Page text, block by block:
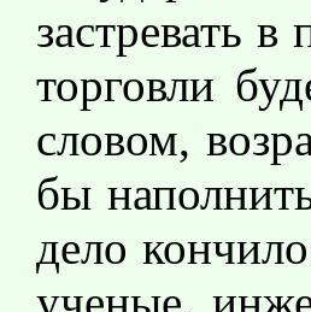
застревать в
торговли
словом,
бы
дело
ученые,